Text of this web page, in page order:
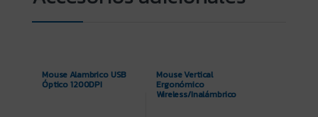
Mouse Alambrico USB
Óptico 1200DPI
Mouse Vertical
Ergonómico
Wireless/Inalámbrico